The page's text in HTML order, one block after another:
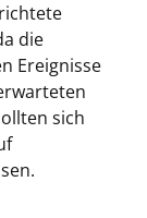
die
Ereignisse
sich